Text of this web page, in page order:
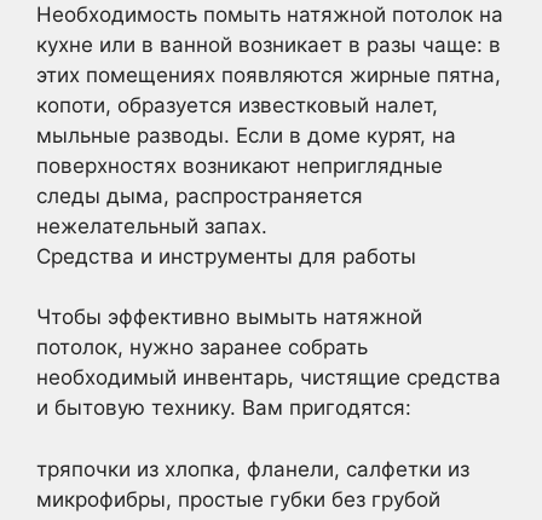
Необходимость помыть натяжной потолок на
кухне или в ванной возникает в разы чаще: в
этих помещениях появляются жирные пятна,
копоти, образуется известковый налет,
мыльные разводы. Если в доме курят, на
поверхностях возникают неприглядные
следы дыма, распространяется
нежелательный запах.
Средства и инструменты для работы
Чтобы эффективно вымыть натяжной
потолок, нужно заранее собрать
необходимый инвентарь, чистящие средства
и бытовую технику. Вам пригодятся:
тряпочки из хлопка, фланели, салфетки из
микрофибры, простые губки без грубой